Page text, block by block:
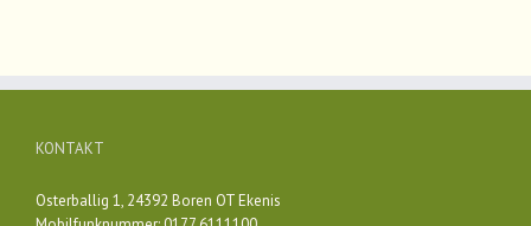
KONTAKT
Osterballig 1, 24392 Boren OT Ekenis